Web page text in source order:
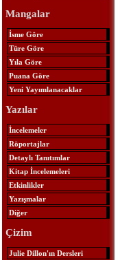
Mangalar
İsme Göre
Türe Göre
Yıla Göre
Puana Göre
Yeni Yayımlanacaklar
Yazılar
İncelemeler
Röportajlar
Detaylı Tanıtımlar
Kitap İncelemeleri
Etkinlikler
Yazışmalar
Diğer
Çizim
Julie Dillon'ın Dersleri